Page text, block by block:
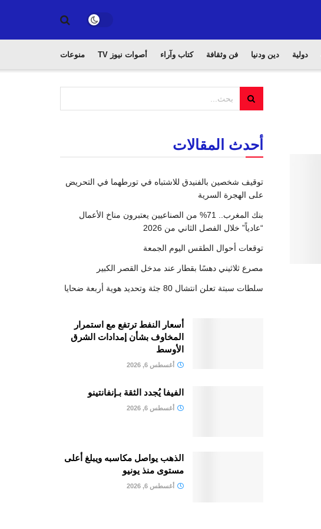
دولية دين ودنيا فن وثقافة كتاب وآراء أصوات نيوز TV منوعات
أحدث المقالات
توقيف شخصين بالفنيدق للاشتباه في تورطهما في التحريض
على الهجرة السرية
بنك المغرب.. 71% من الصناعيين يعتبرون مناخ الأعمال
“عادياً” خلال الفصل الثاني من 2026
توقعات أحوال الطقس اليوم الجمعة
مصرع ثلاثيني دهسًا بقطار عند مدخل القصر الكبير
سلطات سبتة تعلن انتشال 80 جثة وتحديد هوية أربعة ضحايا
أسعار النفط ترتفع مع استمرار
المخاوف بشأن إمدادات الشرق
الأوسط
أغسطس 6, 2026
الفيفا يُجدد الثقة بـإنفانتينو
أغسطس 6, 2026
الذهب يواصل مكاسبه ويبلغ أعلى
مستوى منذ يونيو
أغسطس 6, 2026